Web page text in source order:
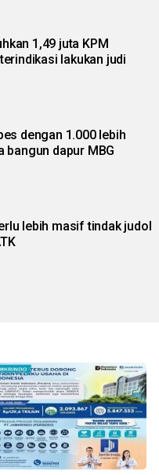
1,49 juta KPM
lakukan judi
dengan 1.000 lebih
bangun dapur MBG
lebih masif tindak judol